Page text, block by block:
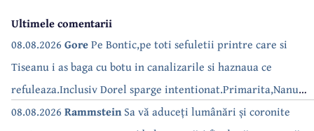
Ultimele comentarii
08.08.2026 GorePe Bontic,pe toti sefuletii printre care si
Tiseanu i as baga cu botu in canalizarile si haznaua ce
refuleaza.Inclusiv Dorel sparge intentionat.Primarita,Nanu
bea apa de la robinet.Asta as intreba o si pe Izabel Mitrea
08.08.2026 RammsteinSa vă aduceți lumânări și coronite